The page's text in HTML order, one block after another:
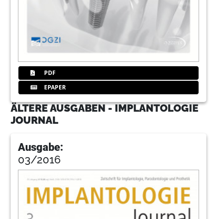
PDF
EPAPER
ÄLTERE AUSGABEN - IMPLANTOLOGIE
JOURNAL
Ausgabe:
03/2016